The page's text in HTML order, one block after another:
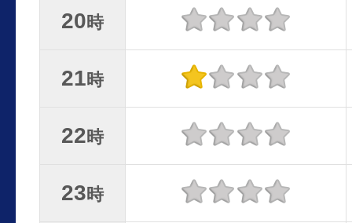
20時
21時
22時
23時